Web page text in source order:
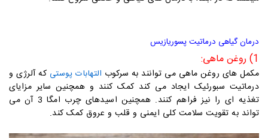
درمان گیاهی درماتیت پسوریازیس
1) روغن ماهی:
مکمل های روغن ماهی می توانند به سرکوب التهابات پوستی که آلرژی و
درماتیت سبورئیک ایجاد می کند کمک کنند و همچنین سایر مزایای
تغذیه ای را نیز فراهم کنند. همچنین اسیدهای چرب امگا 3 آن می
تواند به تقویت سلامت کلی ایمنی و قلب و عروق کمک کند.